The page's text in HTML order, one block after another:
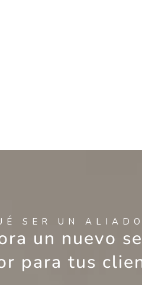
SER UN
un nuevo
para tus